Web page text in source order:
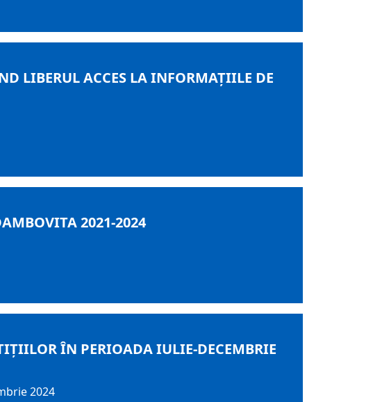
LIBERUL ACCES LA INFORMAŢIILE DE
2021-2024
ÎN PERIOADA IULIE-DECEMBRIE
2024